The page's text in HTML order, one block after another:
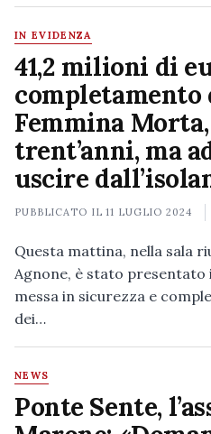
IN EVIDENZA
41,2 milioni di
Femmina
trent’anni, ma
uscire
PUBBLICATO IL11 LUGLIO 2024
Questa mattina, nella sala
Agnone, è stato
messa in sicurezza e
dei…
NEWS
Ponte Sente,